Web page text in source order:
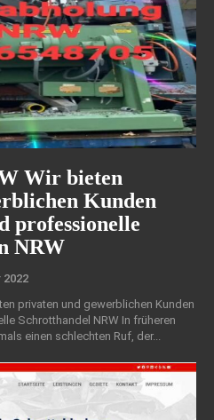
Wir bieten
Kunden
professionelle
NRW
2022
privaten und gewerblichen Kunden
Schrotthandel NRW In früheren
einen schlechten Ruf, der...